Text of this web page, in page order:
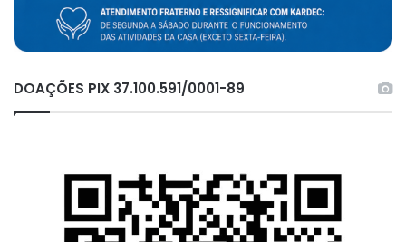
DOAÇÕES PIX 37.100.591/0001-89